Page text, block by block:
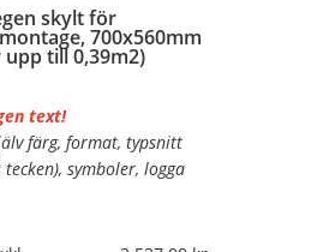
offert vid antal
skylt för
700x560mm
upp till 0,39m2)
text!
färg, format, typsnitt
tecken), symboler, logga